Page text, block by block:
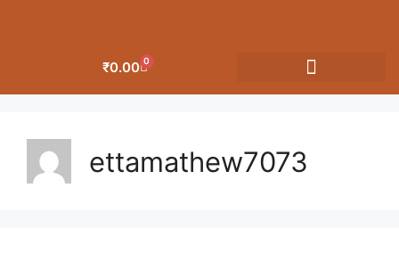
₹0.00 0
ettamathew7073